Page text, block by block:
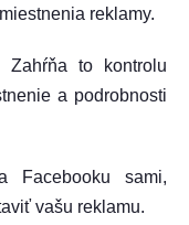
reklamy.
Zahŕňa to kontrolu
a podrobnosti
Facebooku sami,
vašu reklamu.